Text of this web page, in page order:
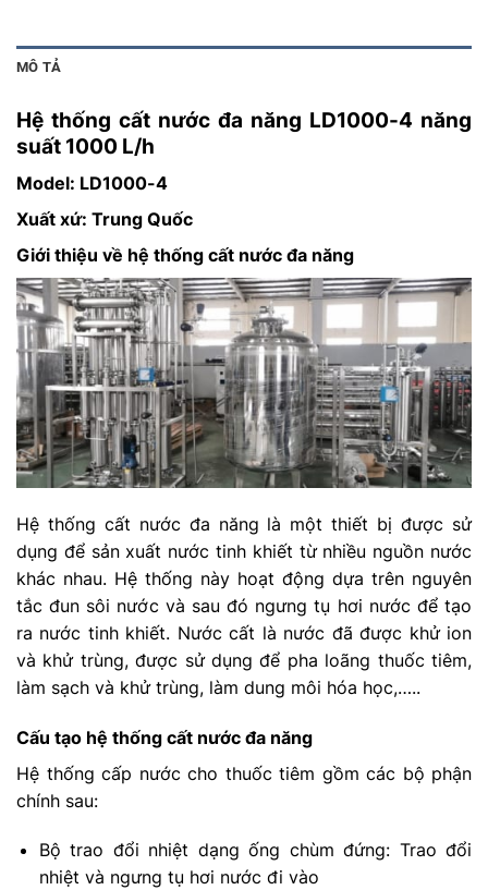
MÔ TẢ
Hệ thống cất nước đa năng LD1000-4 năng
suất 1000 L/h
Model: LD1000-4
Xuất xứ: Trung Quốc
Giới thiệu về hệ thống cất nước đa năng
Hệ thống cất nước đa năng là một thiết bị được sử
dụng để sản xuất nước tinh khiết từ nhiều nguồn nước
khác nhau. Hệ thống này hoạt động dựa trên nguyên
tắc đun sôi nước và sau đó ngưng tụ hơi nước để tạo
ra nước tinh khiết. Nước cất là nước đã được khử ion
và khử trùng, được sử dụng để pha loãng thuốc tiêm,
làm sạch và khử trùng, làm dung môi hóa học,…..
Cấu tạo hệ thống cất nước đa năng
Hệ thống cấp nước cho thuốc tiêm gồm các bộ phận
chính sau:
Bộ trao đổi nhiệt dạng ống chùm đứng: Trao đổi
nhiệt và ngưng tụ hơi nước đi vào